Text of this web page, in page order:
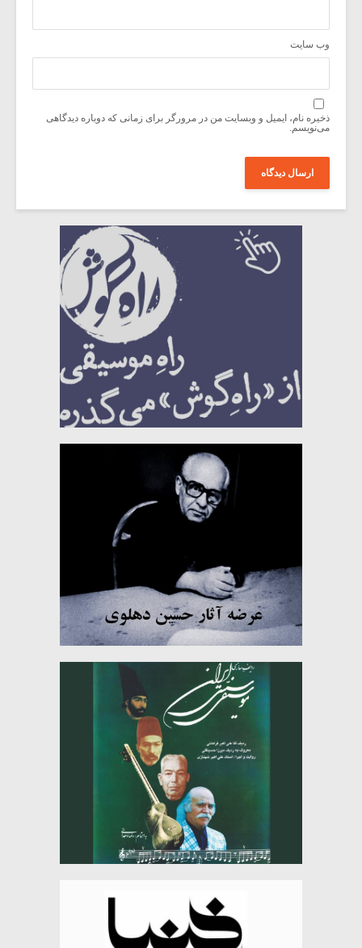
وب‌ سایت
ذخیره نام، ایمیل و وبسایت من در مرورگر برای زمانی که دوباره دیدگاهی
می‌نویسم.